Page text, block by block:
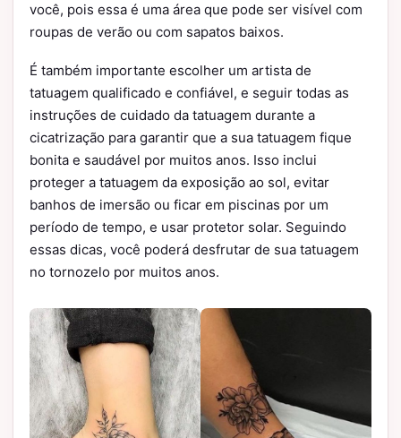
você, pois essa é uma área que pode ser visível com
roupas de verão ou com sapatos baixos.
É também importante escolher um artista de
tatuagem qualificado e confiável, e seguir todas as
instruções de cuidado da tatuagem durante a
cicatrização para garantir que a sua tatuagem fique
bonita e saudável por muitos anos. Isso inclui
proteger a tatuagem da exposição ao sol, evitar
banhos de imersão ou ficar em piscinas por um
período de tempo, e usar protetor solar. Seguindo
essas dicas, você poderá desfrutar de sua tatuagem
no tornozelo por muitos anos.